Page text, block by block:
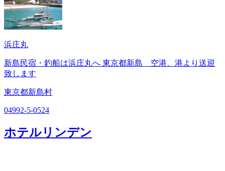
浜庄丸
新島民宿・釣船は浜庄丸へ 東京都新島 空港、港より送迎
致します
東京都新島村
04992-5-0524
ホテルリンデン